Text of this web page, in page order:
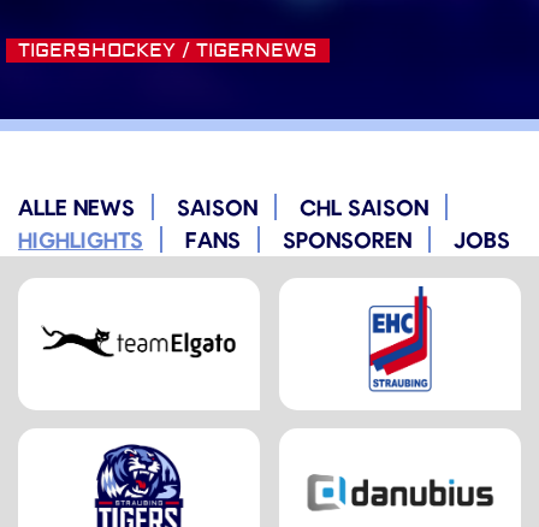
TIGERSHOCKEY / TIGERNEWS
ALLE NEWS SAISON
CHL SAISON
HIGHLIGHTS
FANS SPONSOREN JOBS